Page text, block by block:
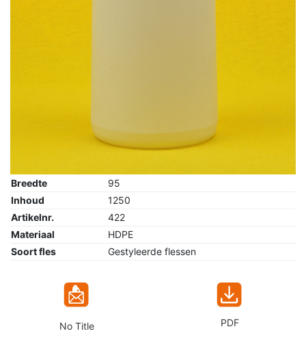
Breedte
95
Inhoud
1250
Artikelnr.
422
Materiaal
HDPE
Soort fles
Gestyleerde flessen
No Title PDF